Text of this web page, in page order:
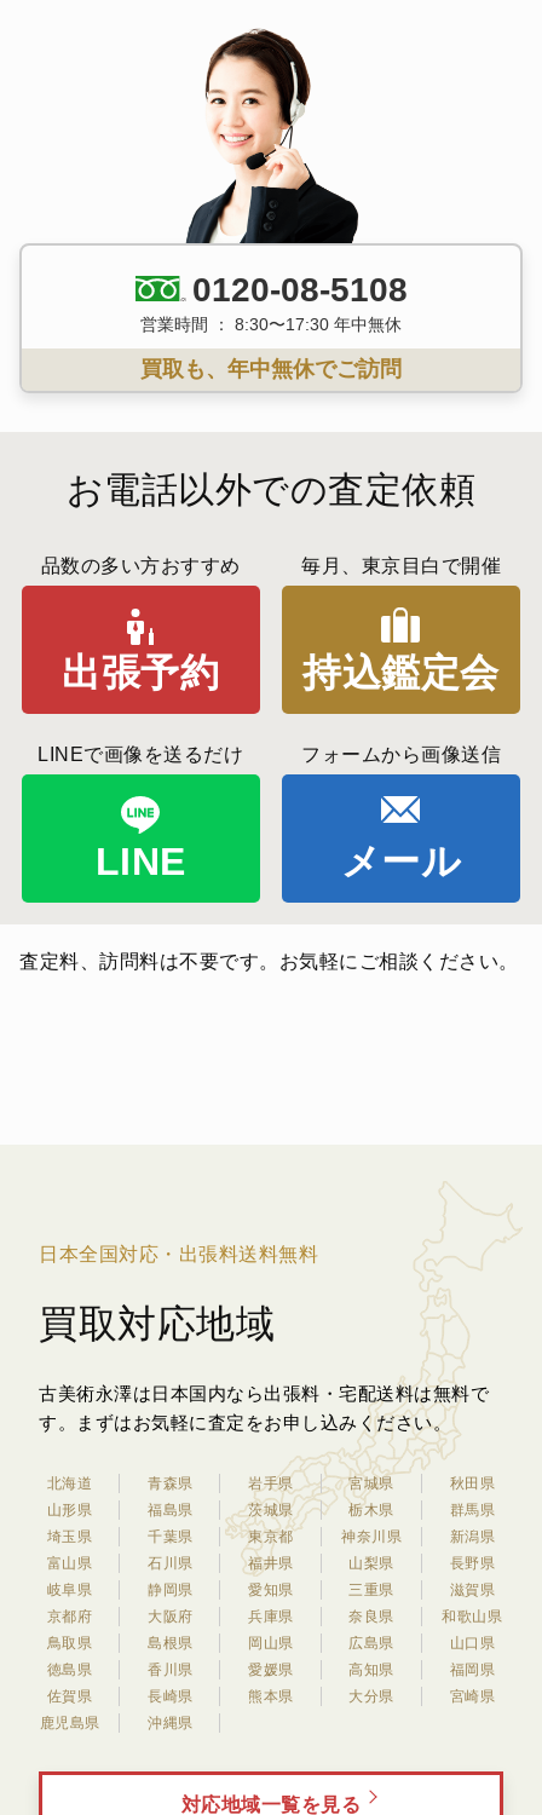
0120-08-5108
営業時間 ： 8:30〜17:30 年中無休
買取も、年中無休でご訪問
お電話以外での査定依頼
品数の多い方おすすめ
出張予約
毎月、東京目白で開催
持込鑑定会
LINEで画像を送るだけ
LINE
フォームから画像送信
メール
査定料、訪問料は不要です。お気軽にご相談ください。
日本全国対応・出張料送料無料
買取対応地域
古美術永澤は日本国内なら出張料・宅配送料は無料で
す。
まずはお気軽に査定をお申し込みください。
北海道 青森県 岩手県 宮城県
秋田県
山形県
福島県 茨城県 栃木県
群馬県
埼玉県
千葉県 東京都 神奈川県
新潟県
富山県
石川県 福井県 山梨県
長野県
岐阜県
静岡県 愛知県 三重県
滋賀県
京都府
大阪府 兵庫県 奈良県
和歌山県
鳥取県
島根県 岡山県 広島県
山口県
徳島県
香川県 愛媛県 高知県
福岡県
佐賀県
長崎県 熊本県 大分県
宮崎県
鹿児島県
沖縄県
対応地域一覧を見る